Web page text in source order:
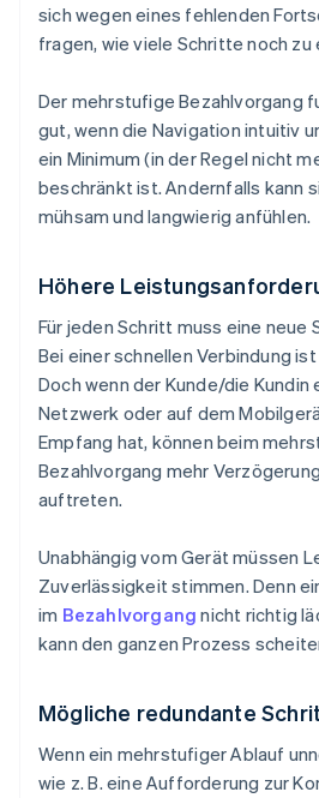
sich wegen eines fehlenden
fragen, wie viele Schritte noch zu
Der mehrstufige Bezahlvorgang
gut, wenn die Navigation intuitiv
ein Minimum (in der Regel nicht
beschränkt ist. Andernfalls kann
mühsam und langwierig anfühlen.
Höhere
Für jeden Schritt muss eine neue
Bei einer schnellen Verbindung
Doch wenn der Kunde/die Kundin
Netzwerk oder auf dem
Empfang hat, können beim
Bezahlvorgang mehr
auftreten.
Unabhängig vom Gerät müssen
Zuverlässigkeit stimmen. Denn
im Bezahlvorgang nicht richtig
kann den ganzen Prozess
Mögliche redundante
Wenn ein mehrstufiger Ablauf
wie z. B. eine Aufforderung zur